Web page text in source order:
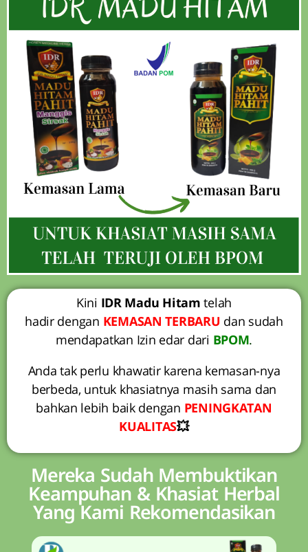
Kini IDR Madu Hitam telah
hadir dengan KEMASAN TERBARU dan sudah
mendapatkan Izin edar dari BPOM.
Anda tak perlu khawatir karena kemasan-nya
berbeda, untuk khasiatnya masih sama dan
bahkan lebih baik dengan PENINGKATAN
KUALITAS💥
Mereka Sudah Membuktikan
Keampuhan & Khasiat Herbal
Yang Kami Rekomendasikan